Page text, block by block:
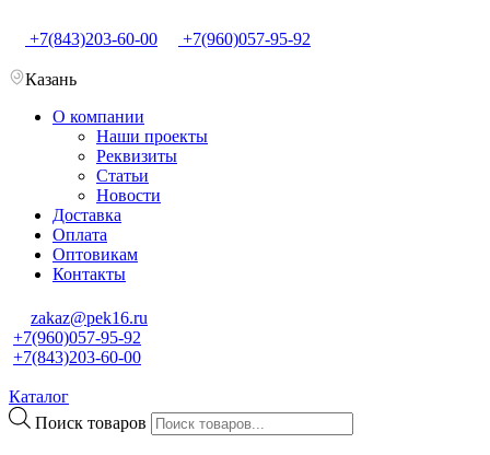
+7(843)203-60-00 +7(960)057-95-92
Казань
О компании
Наши проекты
Реквизиты
Статьи
Новости
Доставка
Оплата
Оптовикам
Контакты
zakaz@pek16.ru
+7(960)057-95-92
+7(843)203-60-00
Каталог
Поиск товаров